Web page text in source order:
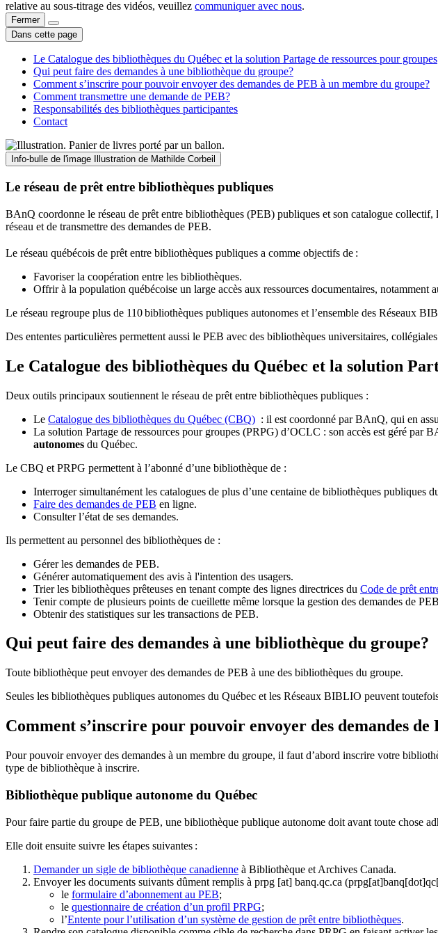
relative au sous-titrage des vidéos, veuillez communiquer avec nous.
Fermer
Dans cette page
Le Catalogue des bibliothèques du Québec et la solution Partage de ressources pour groupes
Qui peut faire des demandes à une bibliothèque du groupe?
Comment s’inscrire pour pouvoir envoyer des demandes de PEB à un membre du groupe?
Comment transmettre une demande de PEB?
Responsabilités des bibliothèques participantes
Contact
Info-bulle de l'image Illustration de Mathilde Corbeil
Le réseau de prêt entre bibliothèques publiques
BAnQ coordonne le réseau de prêt entre bibliothèques (PEB) publiques et son catalogue
réseau et de transmettre des demandes de PEB.
Le réseau québécois de prêt entre bibliothèques publiques a comme objectifs de :
Favoriser la coopération entre les bibliothèques.
Offrir à la population québécoise un large accès aux ressources documentaires, notamment
Le réseau regroupe plus de 110bibliothèques publiques autonomes et l’ensemble des Réseaux
Des ententes particulières permettent aussi le PEB avec des bibliothèques universitaires,
Le Catalogue des bibliothèques du Québec et la solution
Deux outils principaux soutiennent le réseau de prêt entre bibliothèques publiques :
Le Catalogue des bibliothèques du Québec (CBQ) : il est coordonné par BAnQ, qui en
La solution Partage de ressources pour groupes (PRPG) d’OCLC : son accès est géré
autonomes du Québec.
Le CBQ et PRPG permettent à l’abonné d’une bibliothèque de :
Interroger simultanément les catalogues de plus d’une centaine de bibliothèques publiques
Faire des demandes de PEB en ligne.
Consulter l’état de ses demandes.
Ils permettent au personnel des bibliothèques de :
Gérer les demandes de PEB.
Générer automatiquement des avis à l'intention des usagers.
Trier les bibliothèques prêteuses en tenant compte des lignes directrices du Code de prêt
Tenir compte de plusieurs points de cueillette même lorsque la gestion des demandes de
Obtenir des statistiques sur les transactions de PEB.
Qui peut faire des demandes à une bibliothèque du groupe?
Toute bibliothèque peut envoyer des demandes de PEB à une des bibliothèques du groupe.
Seules les bibliothèques publiques autonomes du Québec et les Réseaux BIBLIO peuvent
Comment s’inscrire pour pouvoir envoyer des demandes
Pour pouvoir envoyer des demandes à un membre du groupe, il faut d’abord inscrire votre
type de bibliothèque à inscrire.
Bibliothèque publique autonome du Québec
Pour faire partie du groupe de PEB, une bibliothèque publique autonome doit avant toute chose
Elle doit ensuite suivre les étapes suivantes :
Demander un sigle de bibliothèque canadienne à Bibliothèque et Archives Canada.
Envoyer les documents suivants dûment remplis à prpg [at] banq.qc.ca
le formulaire d’abonnement au PEB;
le questionnaire de création d’un profil PRPG;
l’Entente pour l’utilisation d’un système de gestion de prêt entre bibliothèques.